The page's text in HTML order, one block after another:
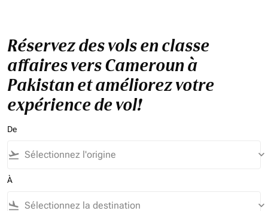
Réservez des vols en classe
affaires vers Cameroun à
Pakistan et améliorez votre
expérience de vol!
De
flight_takeoff keyboard_arrow_down
À
flight_land keyboard_arrow_down